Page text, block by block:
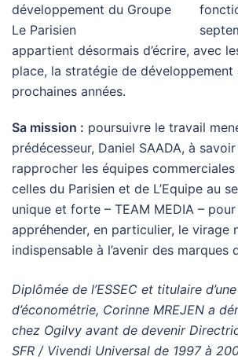
appartient désormais d’écrire, avec
place, la stratégie de développement
prochaines années.
Sa mission : poursuivre le travail
prédécesseur, Daniel SAADA, à
rapprocher les équipes
celles du Parisien et de L’Equipe au
unique et forte – TEAM MEDIA –
appréhender, en particulier, le virage
indispensable à l’avenir des marques
Diplômée de l’ESSEC et titulaire
d’économétrie, Corinne MREJEN a
chez Ogilvy avant de devenir
SFR / Vivendi Universal de 1997 à